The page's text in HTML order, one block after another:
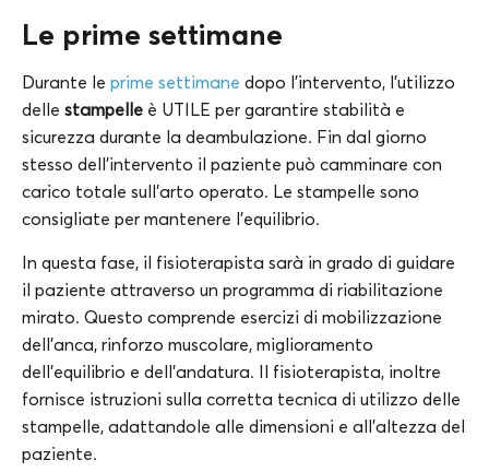
Le prime settimane
Durante le prime settimane dopo l’intervento, l’utilizzo
delle stampelle è UTILE per garantire stabilità e
sicurezza durante la deambulazione. Fin dal giorno
stesso dell’intervento il paziente può camminare con
carico totale sull’arto operato. Le stampelle sono
consigliate per mantenere l’equilibrio.
In questa fase, il fisioterapista sarà in grado di guidare
il paziente attraverso un programma di riabilitazione
mirato. Questo comprende esercizi di mobilizzazione
dell’anca, rinforzo muscolare, miglioramento
dell’equilibrio e dell’andatura. Il fisioterapista, inoltre
fornisce istruzioni sulla corretta tecnica di utilizzo delle
stampelle, adattandole alle dimensioni e all’altezza del
paziente.